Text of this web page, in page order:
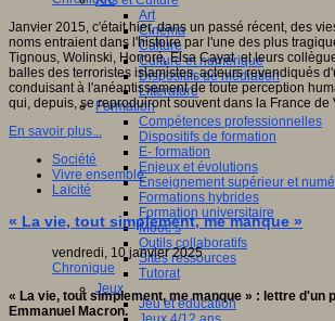
Art
Cinéma
Culture
Culture et numérique
Dispositifs de médiation
Littérature
Formation
Compétences professionnelles
Dispositifs de formation
E- formation
Enjeux et évolutions
Enseignement supérieur et
Formations hybrides
Formation universitaire
Mooc’s
Outils collaboratifs
Sites ressources
Tutorat
Jeux
Jeu et éducation
Janvier 2015, c'était hier, dans un passé récent, des
noms entraient dans l'histoire par l'une des plus
Tignous, Wolinski, Honoré, Elsa Cayat et leurs
balles des terroristes islamistes, acteurs revendiqués
conduisant à l'anéantissement de toute perception
qui, depuis, se reproduiront souvent dans la France de
En savoir plus...
Société
Vivre ensemble
Laïcité
« La vie, tout simplement, me manque »
vendredi, 10 janvier 2025
Chronique
« La vie, tout simplement, me manque » : lettre d'un
Emmanuel Macron.